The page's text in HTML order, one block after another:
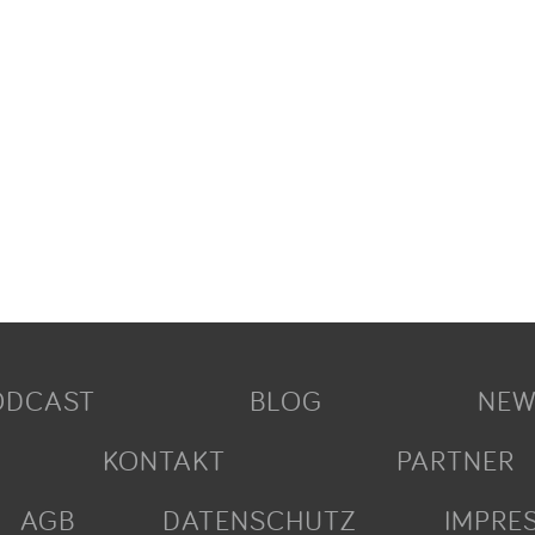
BLOG
KONTAKT
PARTNER
AGB
DATENSCHUTZ